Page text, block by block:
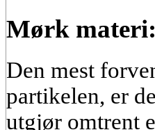
Mørk
Den mest
partikelen, er
utgjør omtrent